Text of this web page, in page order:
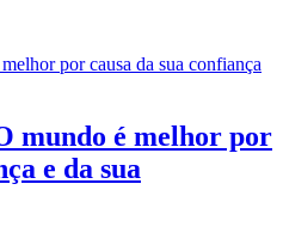
mundo é melhor por
e da sua